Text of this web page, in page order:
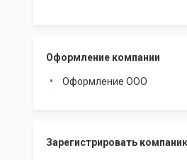
Оформление компании
Оформление ООО
Зарегистрировать